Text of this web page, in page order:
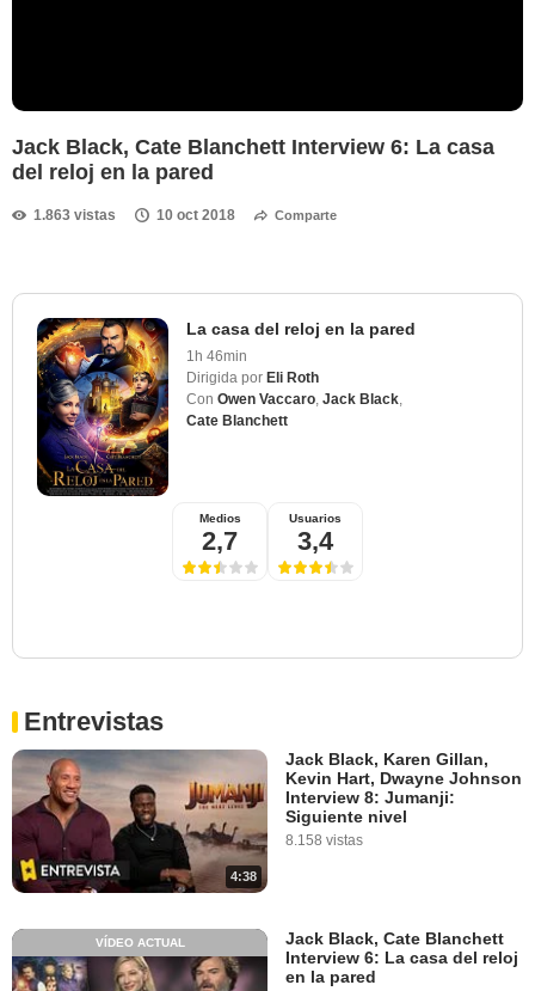
Jack Black, Cate Blanchett Interview 6: La casa
del reloj en la pared
1.863 vistas 10 oct 2018 Comparte
La casa del reloj en la pared
1h 46min
Dirigida por Eli Roth
Con Owen Vaccaro Jack Black
Cate Blanchett
Medios
2,7
Usuarios
3,4
Entrevistas
4:38
Jack Black, Karen Gillan,
Kevin Hart, Dwayne Johnson
Interview 8: Jumanji:
Siguiente nivel
8.158 vistas
VÍDEO ACTUAL
Jack Black, Cate Blanchett
Interview 6: La casa del reloj
en la pared